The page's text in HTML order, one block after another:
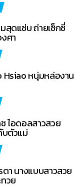
สุดแซ่บ ถ่ายเซ็กซี่
ศา
Hsiao หนุ่มหล่องาน
ไอดอลสาวสวย
บตัวแม่
า นางแบบสาวสวย
วย